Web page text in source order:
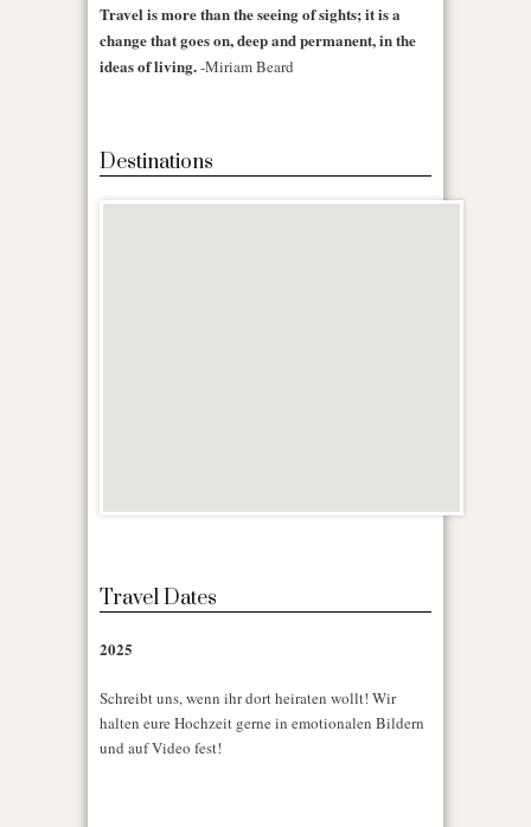
Travel is more than the seeing of sights; it is a
change that goes on, deep and permanent, in the
ideas of living.-Miriam Beard
Destinations
Travel Dates
2025
Schreibt uns, wenn ihr dort heiraten wollt! Wir
halten eure Hochzeit gerne in emotionalen Bildern
und auf Video fest!